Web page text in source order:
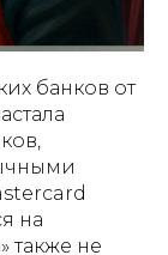
банков от
на
также не